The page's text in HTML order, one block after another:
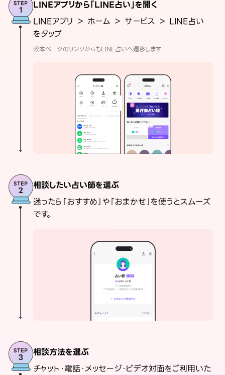
LINEアプリから「LINE占い」を開く
LINEアプリ ＞ ホーム ＞ サービス ＞ LINE占い
をタップ
※本ページのリンクからもLINE占いへ遷移します
相談したい占い師を選ぶ
迷ったら「おすすめ」や「おまかせ」を使うとスムーズ
です。
相談方法を選ぶ
チャット・電話・メッセージ・ビデオ対面をご利用いた